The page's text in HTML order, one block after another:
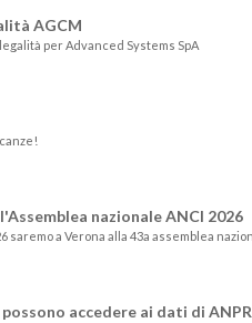
AGCM
per Advanced Systems SpA
nazionale ANCI 2026
saremo a Verona alla 43a assemblea
accedere ai dati di ANPR